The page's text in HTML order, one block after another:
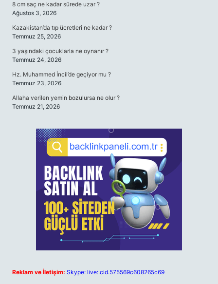
8 cm saç ne kadar sürede uzar ?
Ağustos 3, 2026
Kazakistan’da tıp ücretleri ne kadar ?
Temmuz 25, 2026
3 yaşındaki çocuklarla ne oynanır ?
Temmuz 24, 2026
Hz. Muhammed İncil’de geçiyor mu ?
Temmuz 23, 2026
Allaha verilen yemin bozulursa ne olur ?
Temmuz 21, 2026
Reklam ve İletişim: Skype: live:.cid.575569c608265c69